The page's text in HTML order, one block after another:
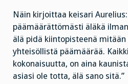
Näin kirjoittaa keisari
päämäärättömästi äläkä
älä pidä kiintopisteenä mitään
yhteisöllistä päämäärää.
kokonaisuutta, on aina
asiasi ole totta, älä sano sitä.”